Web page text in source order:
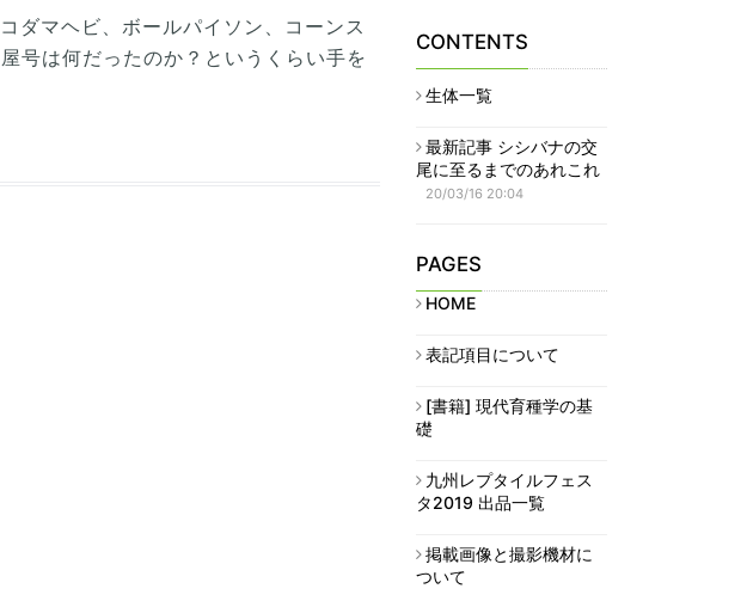
ダマヘビ、ボールパイソン、コーンス
号は何だったのか？というくらい手を
CONTENTS
生体一覧
最新記事 シシバナの交
尾に至るまでのあれこれ
20/03/16 20:04
PAGES
HOME
表記項目について
[書籍] 現代育種学の基
礎
九州レプタイルフェス
タ2019 出品一覧
掲載画像と撮影機材に
ついて